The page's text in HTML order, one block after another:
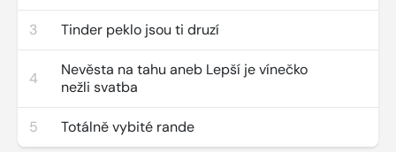
3 Tinder peklo jsou ti druzí
4
Nevěsta na tahu aneb Lepší je vínečko
nežli svatba
5 Totálně vybité rande